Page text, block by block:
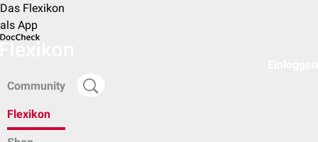
Das Flexikon
als App
Community
Flexikon